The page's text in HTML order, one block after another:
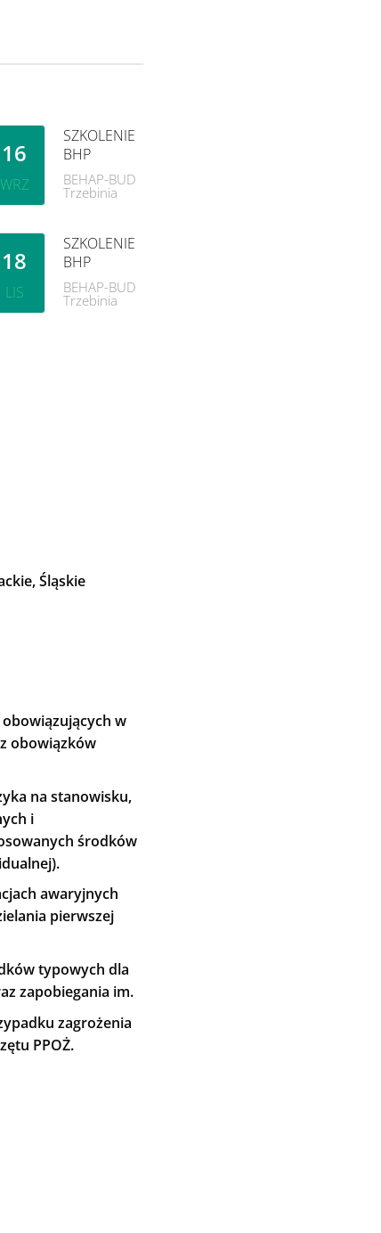
16
WRZ
SZKOLENIE
BHP
BEHAP-BUD
Trzebinia
18
LIS
SZKOLENIE
BHP
BEHAP-BUD
Trzebinia
Śląskie
w
obowiązków
na stanowisku,
i
środków
awaryjnych
pierwszej
typowych dla
zapobiegania im.
zagrożenia
PPOŻ.